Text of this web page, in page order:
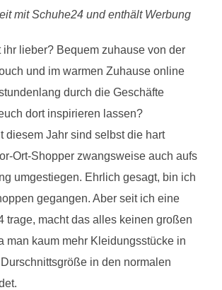
mit Schuhe24 und enthält Werbung
ihr lieber? Bequem zuhause von der
und im warmen Zuhause online
durch die Geschäfte
dort inspirieren lassen?
diesem Jahr sind selbst die hart
Ort-Shopper zwangsweise auch aufs
umgestiegen. Ehrlich gesagt, bin ich
gegangen. Aber seit ich eine
trage, macht das alles keinen großen
man kaum mehr Kleidungsstücke in
in den normalen